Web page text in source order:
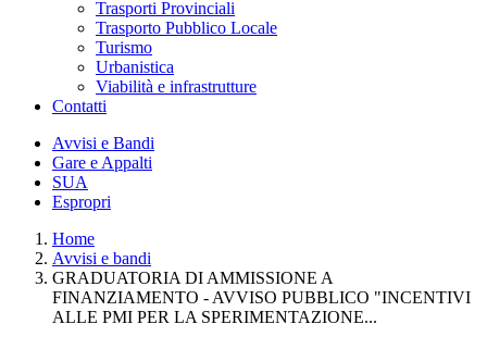
Trasporti Provinciali
Trasporto Pubblico Locale
Turismo
Urbanistica
Viabilità e infrastrutture
Contatti
Avvisi e Bandi
Gare e Appalti
SUA
Espropri
Home
Avvisi e bandi
GRADUATORIA DI AMMISSIONE A
FINANZIAMENTO - AVVISO PUBBLICO "INCENTIVI
ALLE PMI PER LA SPERIMENTAZIONE...